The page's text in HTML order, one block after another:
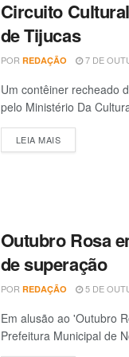
Circuito
de Tijucas
POR REDAÇÃO 7 DE
Um contêiner recheado
pelo Ministério Da
LEIA MAIS
Outubro Rosa
de superação
POR REDAÇÃO 5 DE
Em alusão ao 'Outubro
Prefeitura Municipal de